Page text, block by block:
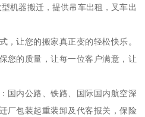
机器搬迁，提供吊车出租，叉车出
，让您的搬家真正变的轻松快乐。
您的质量，让每一位客户满意，让
国内公路、铁路、国际国内航空深
厂包装起重装卸及代客报关，保险